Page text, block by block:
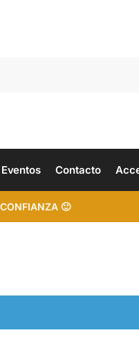
Eventos Contacto
🙂